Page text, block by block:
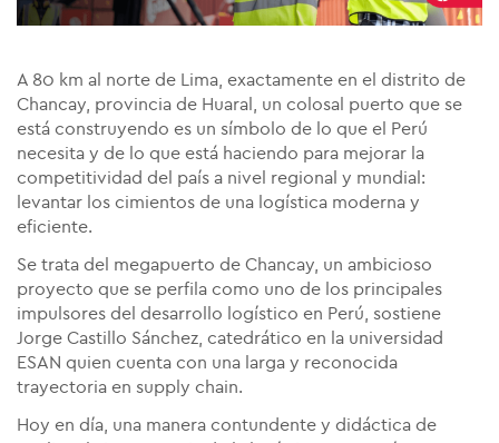
A 80 km al norte de Lima, exactamente en el distrito de
Chancay, provincia de Huaral, un colosal puerto que se
está construyendo es un símbolo de lo que el Perú
necesita y de lo que está haciendo para mejorar la
competitividad del país a nivel regional y mundial:
levantar los cimientos de una logística moderna y
eficiente.
Se trata del megapuerto de Chancay, un ambicioso
proyecto que se perfila como uno de los principales
impulsores del desarrollo logístico en Perú, sostiene
Jorge Castillo Sánchez, catedrático en la universidad
ESAN quien cuenta con una larga y reconocida
trayectoria en supply chain.
Hoy en día, una manera contundente y didáctica de